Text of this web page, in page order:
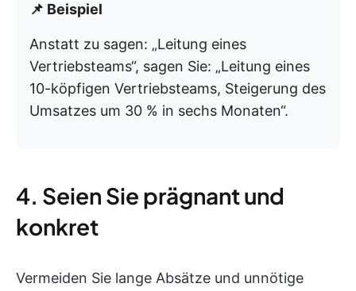
📌 Beispiel
Anstatt zu sagen: „Leitung eines
Vertriebsteams“, sagen Sie: „Leitung eines
10-köpfigen Vertriebsteams, Steigerung des
Umsatzes um 30 % in sechs Monaten“.
4. Seien Sie prägnant und
konkret
Vermeiden Sie lange Absätze und unnötige